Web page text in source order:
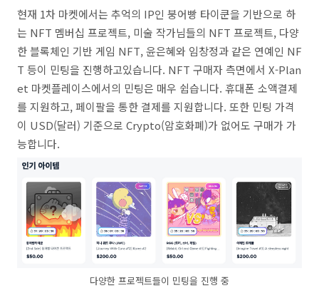
현재 1차 마켓에서는 추억의 IP인 붕어빵 타이쿤을 기반으로 하
는 NFT 멤버십 프로젝트, 미술 작가님들의 NFT 프로젝트, 다양
한 블록체인 기반 게임 NFT, 윤은혜와 임창정과 같은 연예인 NF
T 등이 민팅을 진행하고있습니다. NFT 구매자 측면에서 X-Plan
et 마켓플레이스에서의 민팅은 매우 쉽습니다. 휴대폰 소액결제
를 지원하고, 페이팔을 통한 결제를 지원합니다. 또한 민팅 가격
이 USD(달러) 기준으로 Crypto(암호화폐)가 없어도 구매가 가
능합니다.
다양한 프로젝트들이 민팅을 진행 중